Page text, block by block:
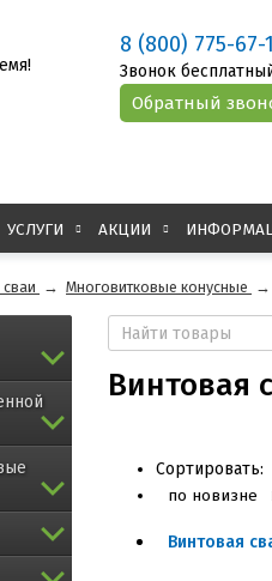
8 (800) 775-67-
Звонок
УСЛУГИ АКЦИИ
→ Многовитковые конусные →
Винтовая
Сортировать:
по новизне
Винтовая